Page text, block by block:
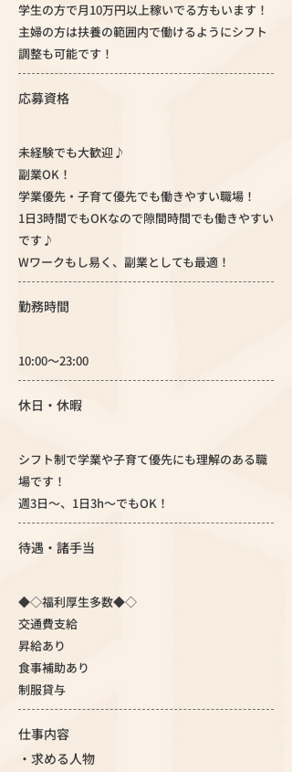
学生の方で月10万円以上稼いでる方もいます！
主婦の方は扶養の範囲内で働けるようにシフト
調整も可能です！
応募資格
未経験でも大歓迎♪
副業OK！
学業優先・子育て優先でも働きやすい職場！
1日3時間でもOKなので隙間時間でも働きやすい
です♪
Wワークもし易く、副業としても最適！
勤務時間
10:00～23:00
休日・休暇
シフト制で学業や子育て優先にも理解のある職
場です！
週3日～、1日3h～でもOK！
待遇・諸手当
◆◇福利厚生多数◆◇
交通費支給
昇給あり
食事補助あり
制服貸与
仕事内容
・求める人物